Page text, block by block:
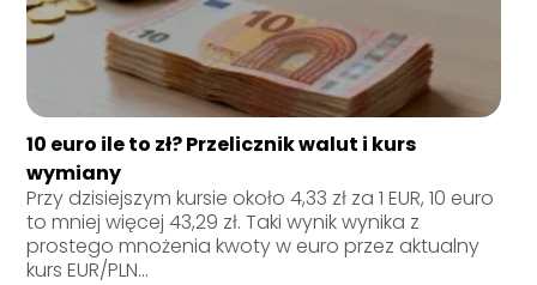
10 euro ile to zł? Przelicznik walut i kurs
wymiany
Przy dzisiejszym kursie około 4,33 zł za 1 EUR, 10 euro
to mniej więcej 43,29 zł. Taki wynik wynika z
prostego mnożenia kwoty w euro przez aktualny
kurs EUR/PLN...